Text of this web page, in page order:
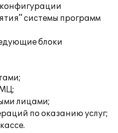
системы программ
блоки
лицами;
по оказанию услуг;